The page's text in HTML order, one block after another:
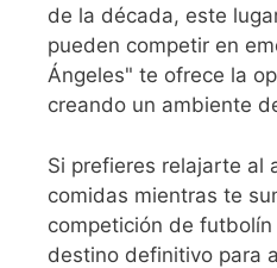
de la década, este
pueden competir en
Ángeles" te ofrece la
creando un ambiente
Si prefieres relajarte al
comidas mientras te
competición de
destino definitivo para